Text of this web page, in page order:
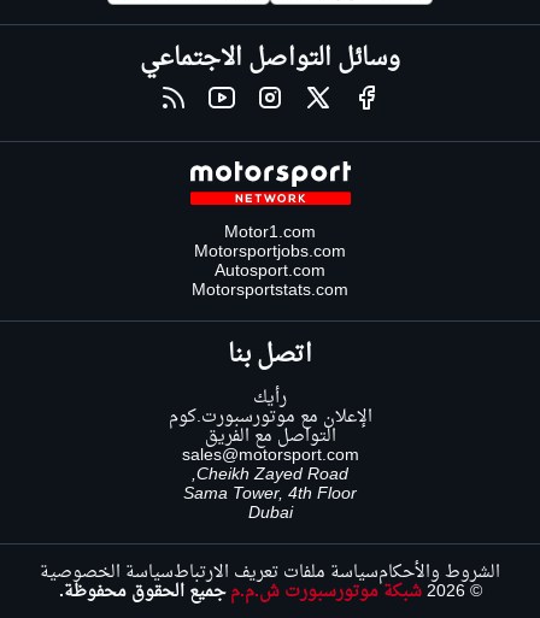
وسائل التواصل الاجتماعي
Motor1.com
Motorsportjobs.com
Autosport.com
Motorsportstats.com
اتصل بنا
رأيك
الإعلان مع موتورسبورت.كوم
التواصل مع الفريق
sales@motorsport.com
Cheikh Zayed Road,
Sama Tower, 4th Floor
Dubai
© 2026 شبكة موتورسبورت ش.م.م جميع الحقوق محفوظة.
الشروط والأحكامسياسة ملفات تعريف الارتباطسياسة الخصوصية